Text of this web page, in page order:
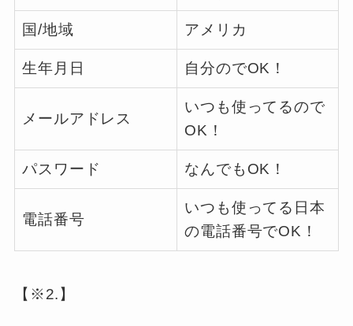
国/地域 アメリカ
生年月日 自分のでOK！
メールアドレス
いつも使ってるので
OK！
パスワード なんでもOK！
電話番号
いつも使ってる日本
の電話番号でOK！
【※2.】